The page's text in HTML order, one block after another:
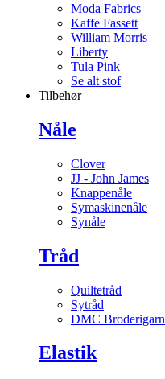
Moda Fabrics
Kaffe Fassett
William Morris
Liberty
Tula Pink
Se alt stof
Tilbehør
Nåle
Clover
JJ - John James
Knappenåle
Symaskinenåle
Synåle
Tråd
Quiltetråd
Sytråd
DMC Broderigarn
Elastik